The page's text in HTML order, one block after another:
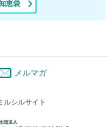
恵袋
メルマガ
ルシルサイト